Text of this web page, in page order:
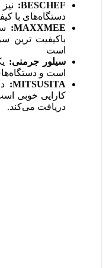
BESCHEF:
دستگاه‌های با
MAXXMEE:
باکیفیت ترین
است
سیلور جرمنی:
است و
MITSUSITA:
کارایی خوبی
دریافت می‌کند.